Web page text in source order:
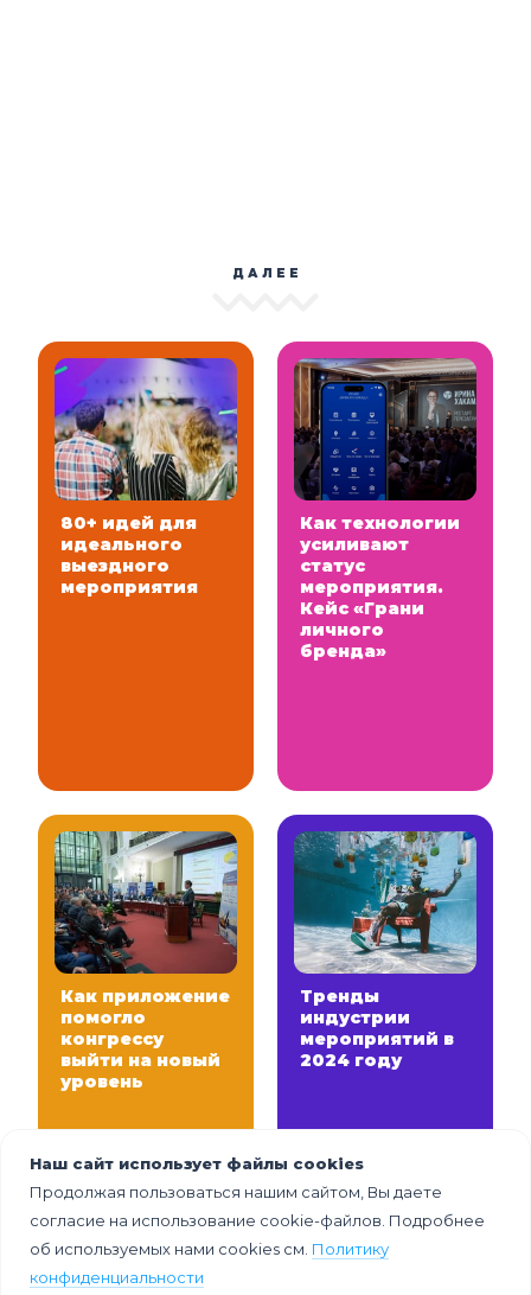
ДАЛЕЕ
80+ идей для
идеального
выездного
мероприятия
Как технологии
усиливают
статус
мероприятия.
Кейс «Грани
личного
бренда»
Как приложение
помогло
конгрессу
выйти на новый
уровень
Тренды
индустрии
мероприятий в
2024 году
Наш сайт использует файлы cookies
Продолжая пользоваться нашим сайтом, Вы даете
согласие на использование cookie-файлов. Подробнее
об используемых нами cookies см. Политику
конфиденциальности